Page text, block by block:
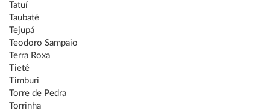
Tatuí
Taubaté
Tejupá
Teodoro Sampaio
Terra Roxa
Tietê
Timburi
Torre de Pedra
Torrinha